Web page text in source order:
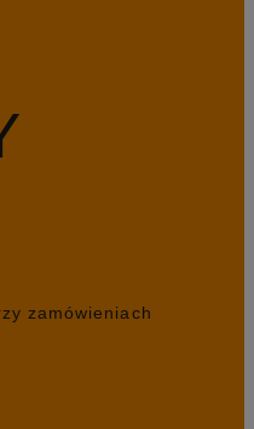
zamówieniach